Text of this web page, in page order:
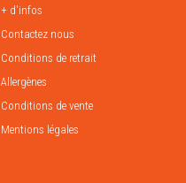
+ d'infos
Contactez nous
Conditions de retrait
Allergènes
Conditions de vente
Mentions légales